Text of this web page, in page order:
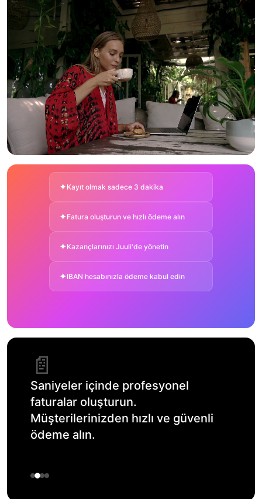
✦Kayıt olmak sadece 3 dakika
✦Fatura oluşturun ve hızlı ödeme alın
✦Kazançlarınızı Juuli'de yönetin
✦IBAN hesabınızla ödeme kabul edin
📄
Saniyeler içinde profesyonel
faturalar oluşturun.
Müşterilerinizden hızlı ve güvenli
ödeme alın.